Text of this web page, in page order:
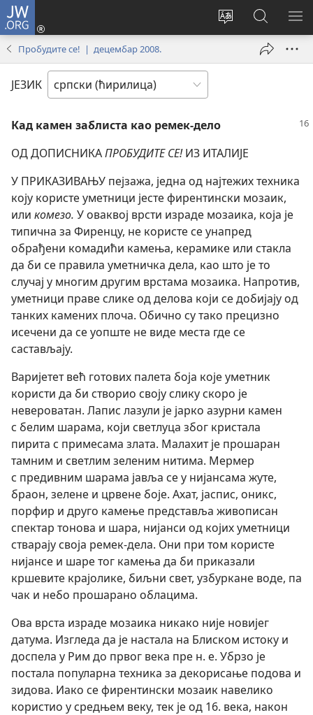
JW.ORG
Промени
Пријава
(отвара
Претрага
сајта
JW.ORG
Пробудите се! | децембар 2008.
ЈЕЗИК
Кад камен заблиста као ремек-дело
ОД ДОПИСНИКАПРОБУДИТЕ СЕ!ИЗ ИТАЛИЈЕ
У ПРИКАЗИВАЊУ пејзажа, једна од најтежих техника
коју користе уметници јесте фирентински мозаик,
или комезо. У оваквој врсти израде мозаика, која је
типична за Фиренцу, не користе се унапред
обрађени комадићи камења, керамике или стакла
да би се правила уметничка дела, као што је то
случај у многим другим врстама мозаика. Напротив,
уметници праве слике од делова који се добијају од
танких камених плоча. Обично су тако прецизно
исечени да се уопште не виде места где се
састављају.
Варијетет већ готових палета боја које уметник
користи да би створио своју слику скоро је
невероватан. Лапис лазули је јарко азурни камен
с белим шарама, који светлуца због кристала
пирита с примесама злата. Малахит је прошаран
тамним и светлим зеленим нитима. Мермер
с предивним шарама јавља се у нијансама жуте,
браон, зелене и црвене боје. Ахат, јаспис, оникс,
порфир и друго камење представља живописан
спектар тонова и шара, нијанси од којих уметници
стварају своја ремек-дела. Они при том користе
нијансе и шаре тог камења да би приказали
кршевите крајолике, биљни свет, узбуркане воде, па
чак и небо прошарано облацима.
Ова врста израде мозаика никако није новијег
датума. Изгледа да је настала на Блиском истоку и
доспела у Рим до првог века пре н. е. Убрзо је
постала популарна техника за декорисање подова и
зидова. Иако се фирентински мозаик навелико
користио у средњем веку, тек је од 16. века, након